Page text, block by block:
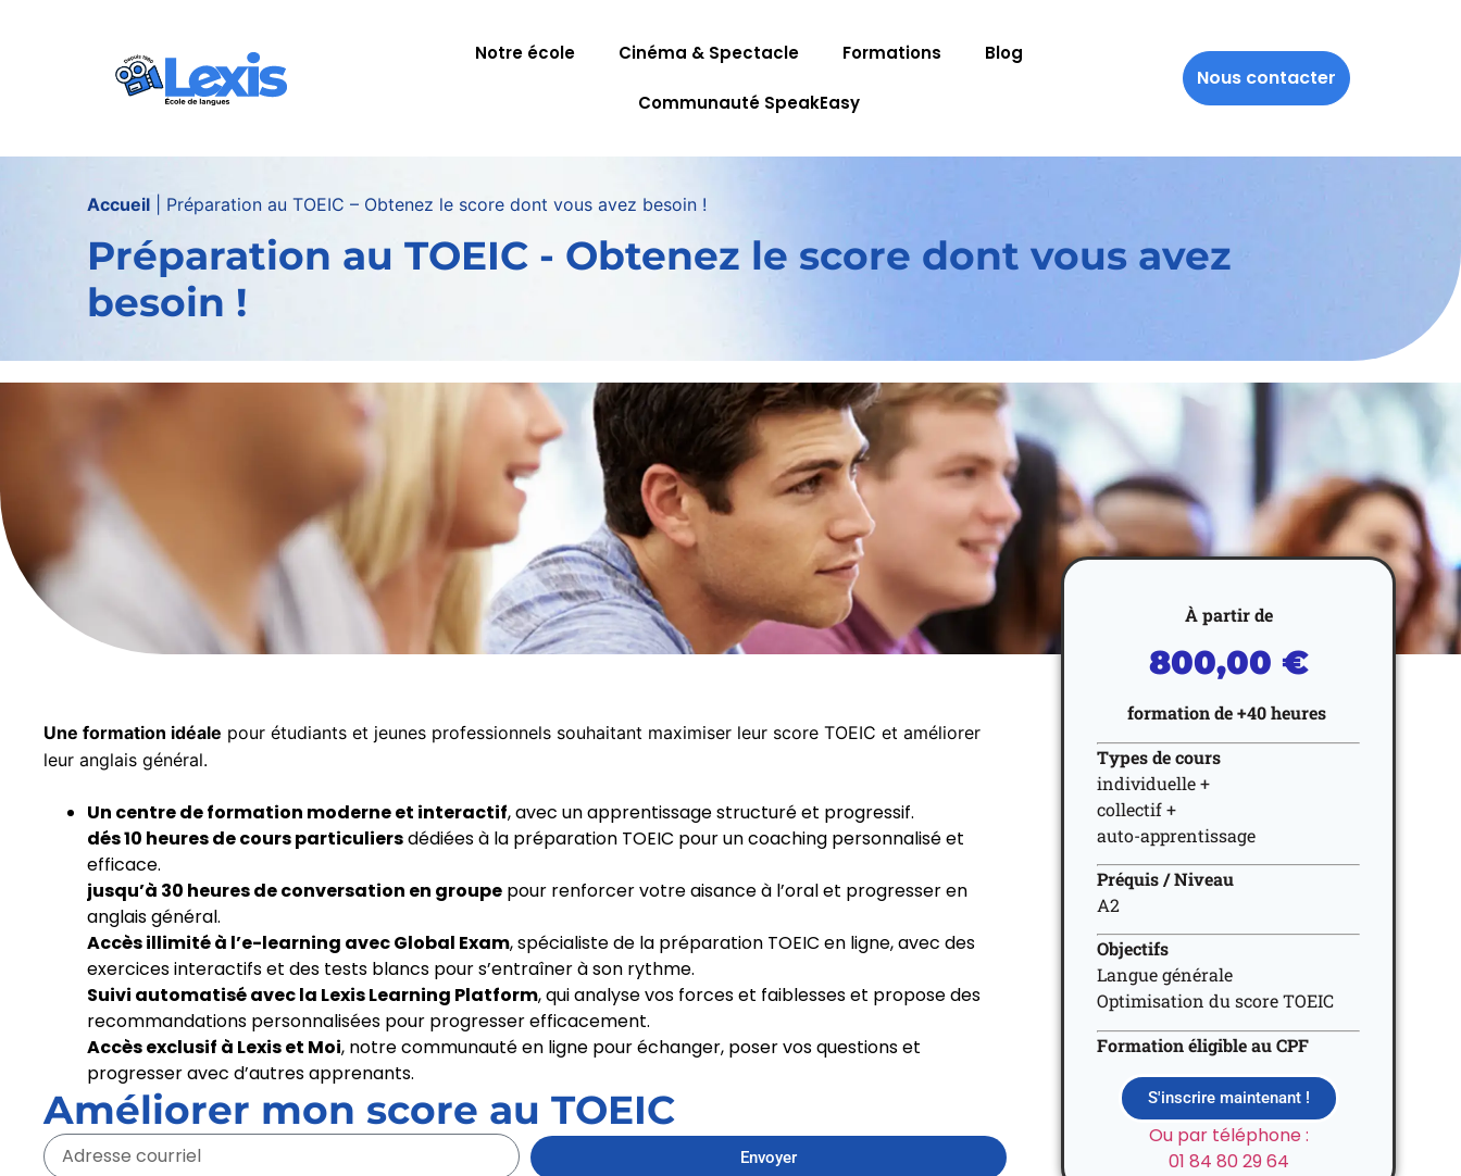
Notre école Cinéma & Spectacle Formations Blog
Communauté SpeakEasy
Nous contacter
Accueil Préparation au TOEIC – Obtenez le score dont vous avez besoin !
Préparation au TOEIC - Obtenez le score dont vous avez
besoin !
Une formation idéale pour étudiants et jeunes professionnels souhaitant maximiser leur score TOEIC et améliorer
leur anglais général.
Un centre de formation moderne et interactif, avec un apprentissage structuré et progressif.
dés 10 heures de cours particuliersdédiées à la préparation TOEIC pour un coaching personnalisé et
efficace.
jusqu’à 30 heures de conversation en groupe pour renforcer votre aisance à l’oral et progresser en
anglais général.
Accès illimité à l’e-learning avec Global Exam, spécialiste de la préparation TOEIC en ligne, avec des
exercices interactifs et des tests blancs pour s’entraîner à son rythme.
Suivi automatisé avec la Lexis Learning Platform, qui analyse vos forces et faiblesses et propose des
recommandations personnalisées pour progresser efficacement.
Accès exclusif à Lexis et Moi, notre communauté en ligne pour échanger, poser vos questions et
progresser avec d’autres apprenants.
Améliorer mon score au TOEIC
Envoyer
À partir de
800,00 €
formation de +40heures
Types de cours
individuelle +
collectif +
auto-apprentissage
Préquis / Niveau
A2
Objectifs
Langue générale
Optimisation du score TOEIC
Formation éligible au CPF
S'inscrire maintenant !
Ou par téléphone :
01 84 80 29 64